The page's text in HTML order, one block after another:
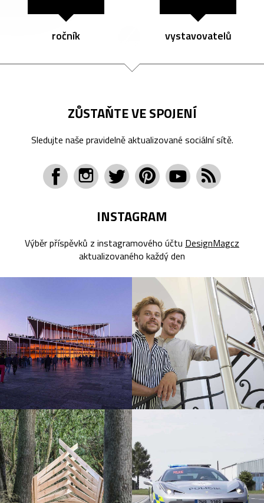
ročník vystavovatelů
ZŮSTAŇTE VE SPOJENÍ
Sledujte naše pravidelně aktualizované sociální sítě.
INSTAGRAM
Výběr příspěvků z instagramového účtu DesignMagcz
aktualizovaného každý den